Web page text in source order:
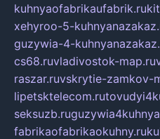
kuhnyaofabrikaufabrik.ru
xehyroo-5-
guzywia-4-
cs68.ruvladivostok-map.ru
raszar.ruvskrytie-zamkov-
lipetsktelecom.ru
seksuzb.ru
fabrikaofabrikaokuhny.ru